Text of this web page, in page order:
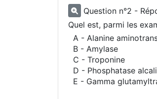
Question n°2 -
Quel est, parmi les
A - Alanine
B - Amylase
C - Troponine
D - Phosphatase
E - Gamma